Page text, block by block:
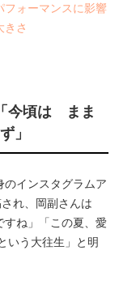
ォーマンスに影響
さ
今頃は まま
」
インスタグラムア
れ、岡副さんは
ね」「この夏、愛
いう大往生」と明